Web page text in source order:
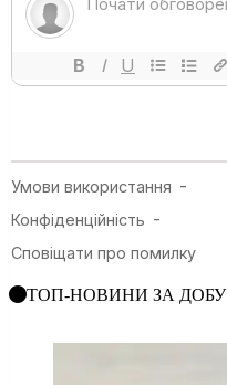
ТОП-НОВИНИ ЗА ДОБУ